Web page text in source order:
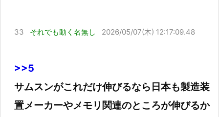
33 それでも動く名無し 2026/05/07(木) 12:17:09.48
>>5
サムスンがこれだけ伸びるなら日本も製造装
置メーカーやメモリ関連のところが伸びるか